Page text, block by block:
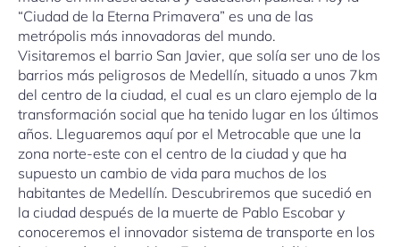
“Ciudad de la Eterna Primavera” es una de las
metrópolis más innovadoras del mundo.
Visitaremos el barrio San Javier, que solía ser uno de los
barrios más peligrosos de Medellín, situado a unos 7km
del centro de la ciudad, el cual es un claro ejemplo de la
transformación social que ha tenido lugar en los últimos
años. Lleguaremos aquí por el Metrocable que une la
zona norte-este con el centro de la ciudad y que ha
supuesto un cambio de vida para muchos de los
habitantes de Medellín. Descubriremos que sucedió en
la ciudad después de la muerte de Pablo Escobar y
conoceremos el innovador sistema de transporte en los